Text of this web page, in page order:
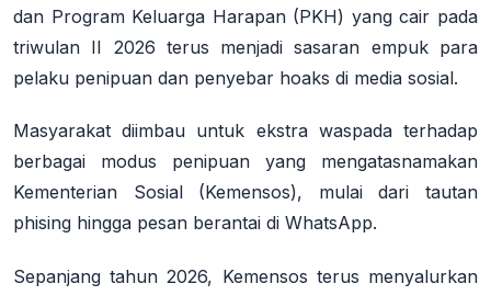
dan Program Keluarga Harapan (PKH) yang cair pada
triwulan II 2026 terus menjadi sasaran empuk para
pelaku penipuan dan penyebar hoaks di media sosial.
Masyarakat diimbau untuk ekstra waspada terhadap
berbagai modus penipuan yang mengatasnamakan
Kementerian Sosial (Kemensos), mulai dari tautan
phising hingga pesan berantai di WhatsApp.
Sepanjang tahun 2026, Kemensos terus menyalurkan